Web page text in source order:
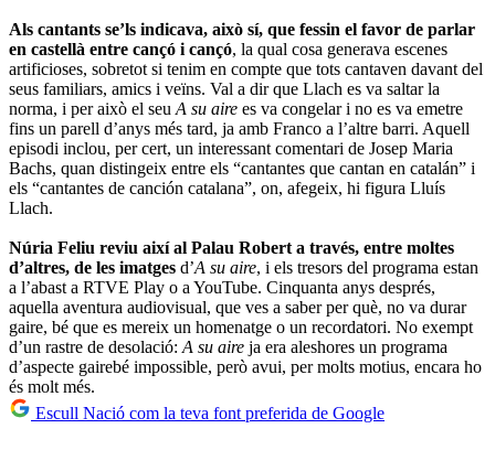
Als cantants se’ls indicava, això sí, que fessin el favor de parlar
en castellà entre cançó i cançó, la qual cosa generava escenes
artificioses, sobretot si tenim en compte que tots cantaven davant del
seus familiars, amics i veïns. Val a dir que Llach es va saltar la
norma, i per això el seu A su aire es va congelar i no es va emetre
fins un parell d’anys més tard, ja amb Franco a l’altre barri. Aquell
episodi inclou, per cert, un interessant comentari de Josep Maria
Bachs, quan distingeix entre els “cantantes que cantan en catalán” i
els “cantantes de canción catalana”, on, afegeix, hi figura Lluís
Llach.
Núria Feliu reviu així al Palau Robert a través, entre moltes
d’altres, de les imatges d’A su aire, i els tresors del programa estan
a l’abast a RTVE Play o a YouTube. Cinquanta anys després,
aquella aventura audiovisual, que ves a saber per què, no va durar
gaire, bé que es mereix un homenatge o un recordatori. No exempt
d’un rastre de desolació: A su aire ja era aleshores un programa
d’aspecte gairebé impossible, però avui, per molts motius, encara ho
és molt més.
Escull Nació com la teva font preferida de Google